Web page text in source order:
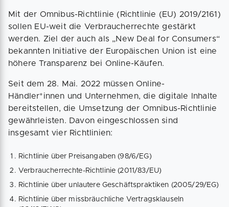
Mit der Omnibus-Richtlinie (Richtlinie (EU) 2019/2161)
sollen EU-weit die Verbraucherrechte gestärkt
werden. Ziel der auch als „New Deal for Consumers“
bekannten Initiative der Europäischen Union ist eine
höhere Transparenz bei Online-Käufen.
Seit dem 28. Mai. 2022 müssen Online-
Händler*innen und Unternehmen, die digitale Inhalte
bereitstellen, die Umsetzung der Omnibus-Richtlinie
gewährleisten. Davon eingeschlossen sind
insgesamt vier Richtlinien:
Richtlinie über Preisangaben (98/6/EG)
Verbraucherrechte-Richtlinie (2011/83/EU)
Richtlinie über unlautere Geschäftspraktiken (2005/29/EG)
Richtlinie über missbräuchliche Vertragsklauseln